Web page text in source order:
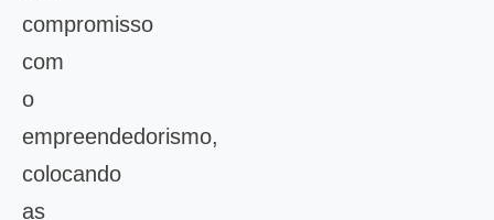
compromisso
com
o
empreendedorismo,
colocando
as